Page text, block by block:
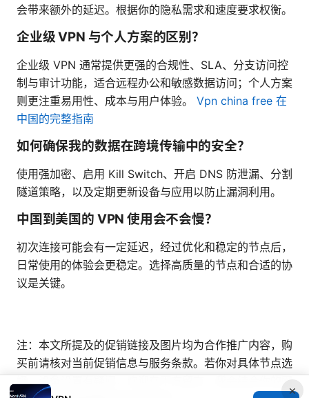
会带来额外的延迟。根据你的隐私需求和速度要求权衡。
企业级 VPN 与个人方案的区别？
企业级 VPN 通常提供更强的合规性、SLA、分支访问控
制与审计功能，适合远程办公和敏感数据访问；个人方案
则更注重易用性、成本与用户体验。 Vpn china free 在
中国的完整指南
如何确保我的数据在跨境传输中的安全？
使用强加密、启用 Kill Switch、开启 DNS 防泄漏、分割
隧道策略，以及定期更新设备与应用以防止漏洞利用。
中国到美国的 VPN 使用会不会慢？
初次连接可能会有一定延迟，经过优化和稳定的节点后，
日常使用的体验会更稳定。选择高质量的节点和合适的协
议是关键。
注：本文所提及的促销链接及图片均为合作推广内容，购
买前请核对当前促销信息与服务条款。若你对具体节点选
择、设备设置有疑问，欢迎在下方留言，我会结合你的网
×